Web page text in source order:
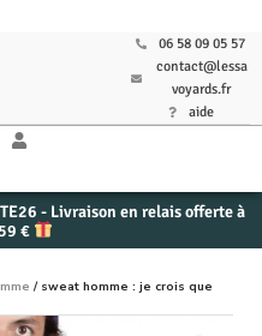
06 58 09 05 57
contact@lessa
voyards.fr
aide
- Livraison en relais offerte à
€
/ sweat homme : je crois que